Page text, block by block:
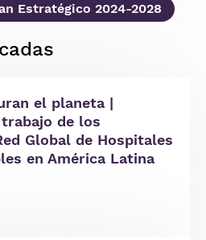
Estratégico 2024-2028
el planeta |
de los
Global de Hospitales
en América Latina